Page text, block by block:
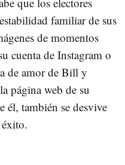
familiar de sus
de momentos
cuenta de Instagram o
de amor de Bill y
página web de su
él, también se desvive